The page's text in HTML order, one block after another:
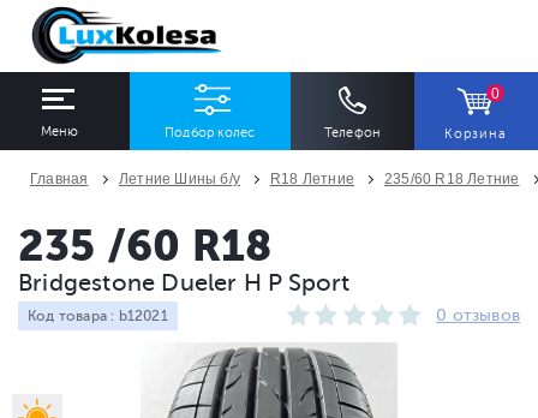
Меню Подбор колес Телефон
0
Корзина
Ширина
Все
Профиль
Все
Количество
Главная Летние Шины б/у R18 Летние 235/60 R18 Летние
235 /60 R18
Bridgestone Dueler H P Sport
Код товара : b12021 0 отзывов